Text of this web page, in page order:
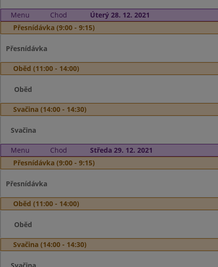
Menu Chod
Úterý 28. 12. 2021
Přesnídávka (9:00 - 9:15)
Přesnídávka
Oběd (11:00 - 14:00)
Oběd
Svačina (14:00 - 14:30)
Svačina
Menu Chod
Středa 29. 12. 2021
Přesnídávka (9:00 - 9:15)
Přesnídávka
Oběd (11:00 - 14:00)
Oběd
Svačina (14:00 - 14:30)